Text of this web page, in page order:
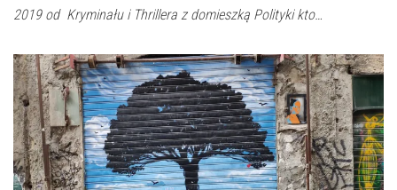
2019 od Kryminału i Thrillera z domieszką Polityki kto…